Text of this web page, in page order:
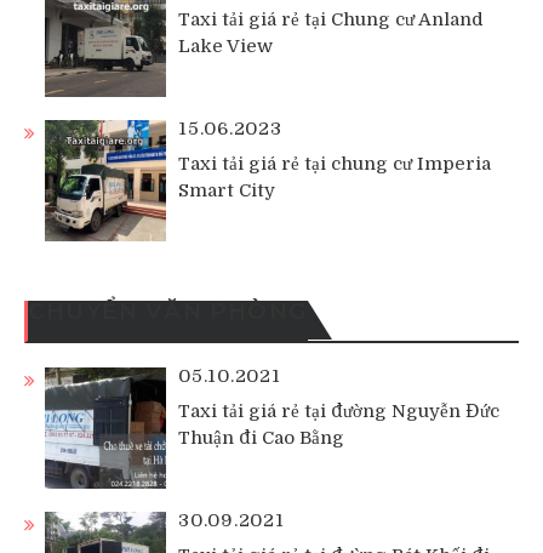
Taxi tải giá rẻ tại Chung cư Anland
Lake View
15.06.2023
Taxi tải giá rẻ tại chung cư Imperia
Smart City
05.10.2021
Taxi tải giá rẻ tại đường Nguyễn Đức
Thuận đi Cao Bằng
30.09.2021